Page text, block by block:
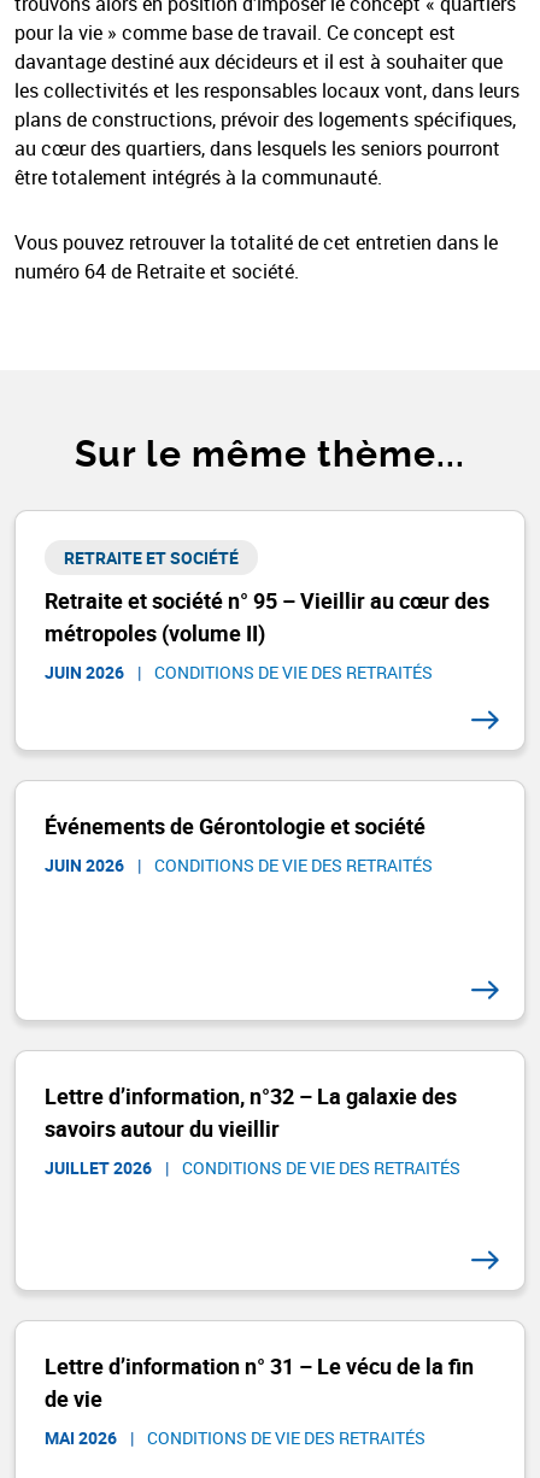
pour la vie » comme base de travail. Ce concept est
davantage destiné aux décideurs et il est à souhaiter que
les collectivités et les responsables locaux vont, dans leurs
plans de constructions, prévoir des logements spécifiques,
au cœur des quartiers, dans lesquels les seniors pourront
être totalement intégrés à la communauté.
Vous pouvez retrouver la totalité de cet entretien dans le
numéro 64 de Retraite et société.
Sur le même thème...
Retraite et société n° 95 – Vieillir au cœur des
métropoles (volume II)
RETRAITE ET SOCIÉTÉ​
JUIN 2026 | CONDITIONS DE VIE DES RETRAITÉS
Événements de Gérontologie et société
JUIN 2026 | CONDITIONS DE VIE DES RETRAITÉS
Lettre d’information, n°32 – La galaxie des
savoirs autour du vieillir
JUILLET 2026 | CONDITIONS DE VIE DES RETRAITÉS
Lettre d’information n° 31 – Le vécu de la fin
de vie
MAI 2026 | CONDITIONS DE VIE DES RETRAITÉS